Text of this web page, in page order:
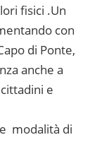
fisici .Un
con
di Ponte,
anche a
e
modalità di